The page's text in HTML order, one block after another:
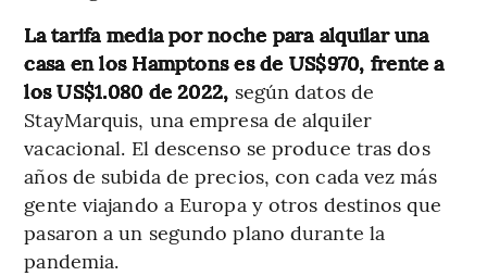
La tarifa media por noche para alquilar una
casa en los Hamptons es de US$970, frente a
los US$1.080 de 2022, según datos de
StayMarquis, una empresa de alquiler
vacacional. El descenso se produce tras dos
años de subida de precios, con cada vez más
gente viajando a Europa y otros destinos que
pasaron a un segundo plano durante la
pandemia.